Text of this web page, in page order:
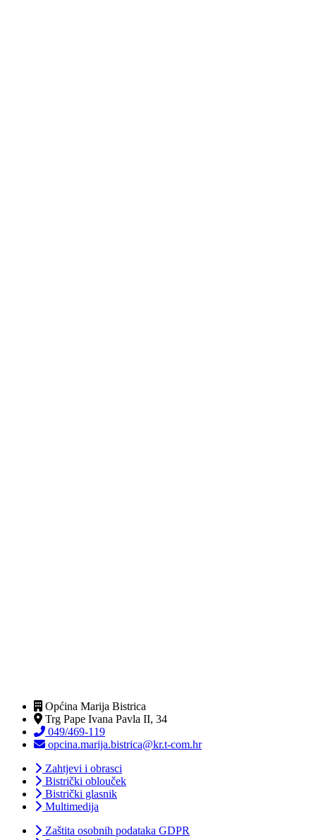
Općina Marija Bistrica
Trg Pape Ivana Pavla II, 34
049/469-119
opcina.marija.bistrica@kr.t-com.hr
Zahtjevi i obrasci
Bistrički oblouček
Bistrički glasnik
Multimedija
Zaštita osobnih podataka GDPR